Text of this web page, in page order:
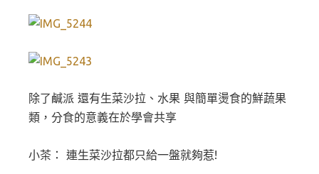
除了鹹派 還有生菜沙拉、水果 與簡單燙食的鮮蔬果
類，分食的意義在於學會共享
小茶： 連生菜沙拉都只給一盤就夠惹!